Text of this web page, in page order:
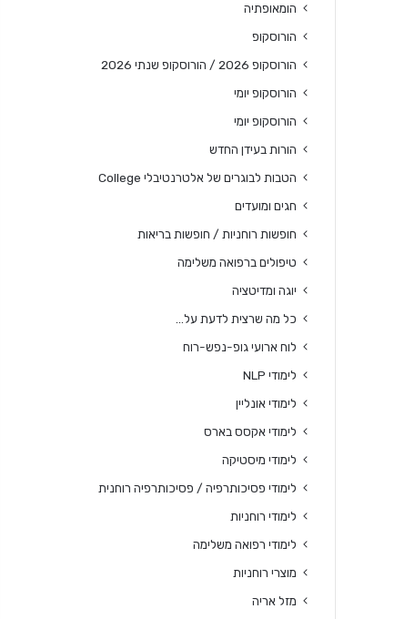
הומאופתיה
הורוסקופ
הורוסקופ 2026 / הורוסקופ שנתי 2026
הורוסקופ יומי
הורוסקופ יומי
הורות בעידן החדש
הטבות לבוגרים של אלטרנטיבלי College
חגים ומועדים
חופשות רוחניות / חופשות בריאות
טיפולים ברפואה משלימה
יוגה ומדיטציה
כל מה שרצית לדעת על…
לוח ארועי גופ-נפש-רוח
לימודי NLP
לימודי אונליין
לימודי אקסס בארס
לימודי מיסטיקה
לימודי פסיכותרפיה / פסיכותרפיה רוחנית
לימודי רוחניות
לימודי רפואה משלימה
מוצרי רוחניות
מזל אריה